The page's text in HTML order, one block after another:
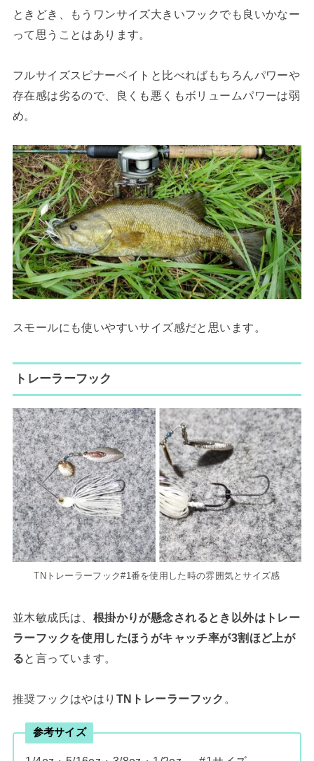
ときどき、もうワンサイズ大きいフックでも良いかなー
って思うことはあります。
フルサイズスピナーベイトと比べればもちろんパワーや
存在感は劣るので、良くも悪くもボリュームパワーは弱
め。
スモールにも使いやすいサイズ感だと思います。
トレーラーフック
TNトレーラーフック#1番を使用した時の雰囲気とサイズ感
並木敏成氏は、 根掛かりが懸念されるとき以外はトレー
ラーフックを使用したほうがキャッチ率が3割ほど上が
ると言っています。
推奨フックはやはり TNトレーラーフック 。
参考サイズ